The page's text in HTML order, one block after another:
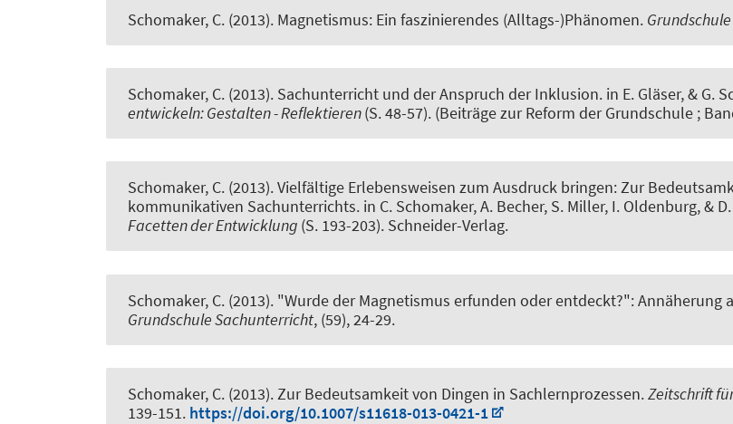
Schomaker, C. (2013). Magnetismus: Ein faszinierendes (Alltags-)Phänomen.
Schomaker, C. (2013). Sachunterricht und der Anspruch der Inklusion. in E. Gläser, & G.
entwickeln: Gestalten - Reflektieren(S. 48-57). (Beiträge zur Reform der Grundschule ;
Schomaker, C. (2013).Vielfältige Erlebensweisen zum Ausdruck bringen: Zur
kommunikativen Sachunterrichts. in C. Schomaker, A. Becher, S. Miller, I. Oldenburg, &
Facetten der Entwicklung (S. 193-203). Schneider-Verlag.
Schomaker, C. (2013). "Wurde der Magnetismus erfunden oder entdeckt?":
Grundschule Sachunterricht, (59), 24-29.
Schomaker, C. (2013).Zur Bedeutsamkeit von Dingen in Sachlernprozessen.Zeitschrift
139-151. https://doi.org/10.1007/s11618-013-0421-1